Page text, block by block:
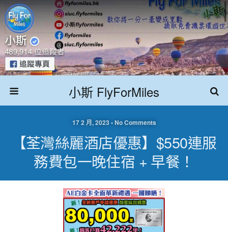
小斯 FlyForMiles
17 2 月, 2023 • No Comments
【荃灣絲麗酒店優惠】$550連服
務費包一晚住宿 + 早餐！